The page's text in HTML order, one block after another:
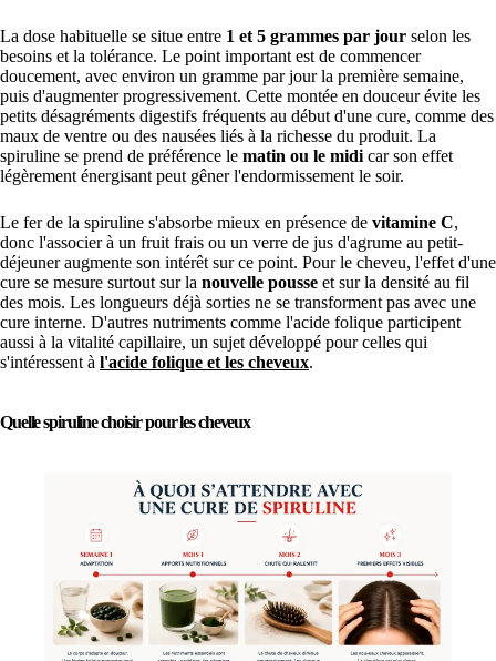
La dose habituelle se situe entre 1 et 5 grammes par jour selon les
besoins et la tolérance. Le point important est de commencer
doucement, avec environ un gramme par jour la première semaine,
puis d'augmenter progressivement. Cette montée en douceur évite les
petits désagréments digestifs fréquents au début d'une cure, comme des
maux de ventre ou des nausées liés à la richesse du produit. La
spiruline se prend de préférence le matin ou le midi car son effet
légèrement énergisant peut gêner l'endormissement le soir.
Le fer de la spiruline s'absorbe mieux en présence de vitamine C,
donc l'associer à un fruit frais ou un verre de jus d'agrume au petit-
déjeuner augmente son intérêt sur ce point. Pour le cheveu, l'effet d'une
cure se mesure surtout sur la nouvelle pousse et sur la densité au fil
des mois. Les longueurs déjà sorties ne se transforment pas avec une
cure interne. D'autres nutriments comme l'acide folique participent
aussi à la vitalité capillaire, un sujet développé pour celles qui
s'intéressent à l'acide folique et les cheveux.
Quelle spiruline choisir pour les cheveux